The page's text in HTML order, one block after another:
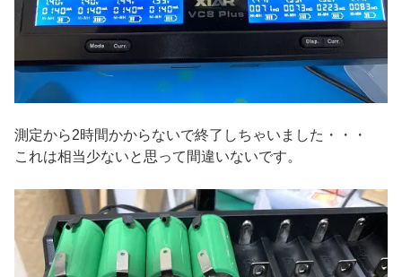
測定から2時間かからないで終了しちゃいました・・・
これは相当少ないと思って間違いないです。